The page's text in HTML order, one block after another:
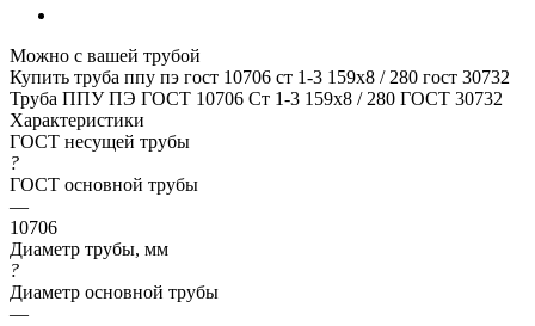
Можно с вашей трубой
Купить труба ппу пэ гост 10706 ст 1-3 159x8 / 280 гост 30732
Труба ППУ ПЭ ГОСТ 10706 Ст 1-3 159x8 / 280 ГОСТ 30732
Характеристики
ГОСТ несущей трубы
?
ГОСТ основной трубы
—
10706
Диаметр трубы, мм
?
Диаметр основной трубы
—